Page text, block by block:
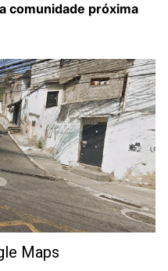
comunidade próxima
Maps